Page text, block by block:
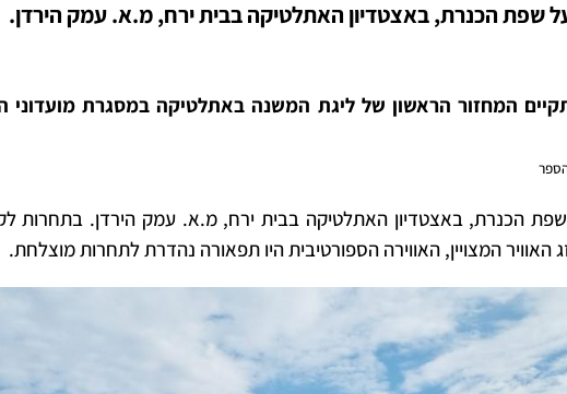
שפת הכנרת, באצטדיון האתלטיקה בבית ירח, מ.א. עמק הירדן.
6.12.22, התקיים המחזור הראשון של ליגת המשנה באתלטיקה במסגרת
הכנרת, באצטדיון האתלטיקה בבית ירח, מ.א. עמק הירדן.